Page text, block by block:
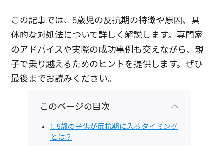
この記事では、5歳児の反抗期の特徴や原因、具
体的な対処法について詳しく解説します。専門家
のアドバイスや実際の成功事例も交えながら、親
子で乗り越えるためのヒントを提供します。ぜひ
最後までお読みください。
このページの目次
1. 5歳の子供が反抗期に入るタイミング
とは？